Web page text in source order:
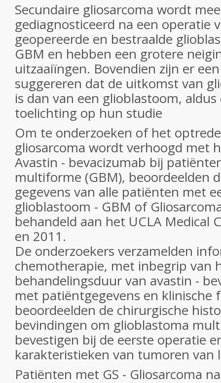
Secundaire gliosarcoma wordt
gediagnosticeerd na een operatie
geopereerde en bestraalde
GBM en hebben een grotere
uitzaaiïngen. Bovendien zijn er
suggereren dat de uitkomst van
is dan van een glioblastoom,
toelichting op hun studie
Om te onderzoeken of het
gliosarcoma wordt verhoogd met
Avastin - bevacizumab bij
multiforme (GBM), beoordeelden
gegevens van alle patiënten met
glioblastoom - GBM of
behandeld aan het UCLA Medical
en 2011.
De onderzoekers verzamelden
chemotherapie, met inbegrip van
behandelingsduur van avastin -
met patiëntgegevens en klinische
beoordeelden de chirurgische
bevindingen om glioblastoma
bevestigen bij de eerste operatie
karakteristieken van tumoren van
Patiënten met GS - Gliosarcoma